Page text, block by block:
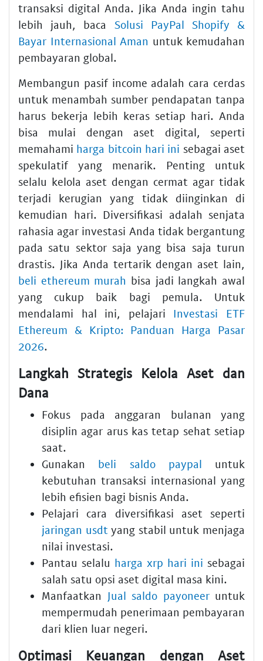
transaksi digital Anda. Jika Anda ingin tahu
lebih jauh, baca Solusi PayPal Shopify &
Bayar Internasional Aman untuk kemudahan
pembayaran global.
Membangun pasif income adalah cara cerdas
untuk menambah sumber pendapatan tanpa
harus bekerja lebih keras setiap hari. Anda
bisa mulai dengan aset digital, seperti
memahami harga bitcoin hari ini sebagai aset
spekulatif yang menarik. Penting untuk
selalu kelola aset dengan cermat agar tidak
terjadi kerugian yang tidak diinginkan di
kemudian hari. Diversifikasi adalah senjata
rahasia agar investasi Anda tidak bergantung
pada satu sektor saja yang bisa saja turun
drastis. Jika Anda tertarik dengan aset lain,
beli ethereum murah bisa jadi langkah awal
yang cukup baik bagi pemula. Untuk
mendalami hal ini, pelajari Investasi ETF
Ethereum & Kripto: Panduan Harga Pasar
2026.
Langkah Strategis Kelola Aset dan
Dana
Fokus pada anggaran bulanan yang
disiplin agar arus kas tetap sehat setiap
saat.
Gunakan beli saldo paypal untuk
kebutuhan transaksi internasional yang
lebih efisien bagi bisnis Anda.
Pelajari cara diversifikasi aset seperti
jaringan usdt yang stabil untuk menjaga
nilai investasi.
Pantau selalu harga xrp hari ini sebagai
salah satu opsi aset digital masa kini.
Manfaatkan Jual saldo payoneeruntuk
mempermudah penerimaan pembayaran
dari klien luar negeri.
Optimasi Keuangan dengan Aset